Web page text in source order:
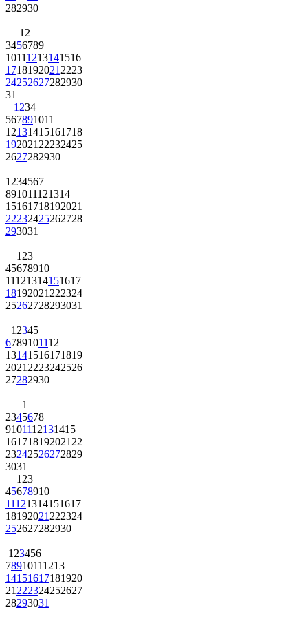
282930
1 2
3456789
10111213141516
1718192021 2223
24252627282930
31
1 234
567891011
12131415161718
192021 22232425
2627282930
1 234567
891011121314
15161718192021
22232425262728
293031
1 23
45678910
11121314151617
18192021 222324
25262728293031
1 2345
6789101112
13141516171819
2021 2223242526
27282930
1
2345678
9101112131415
161718192021 22
23242526272829
3031
1 23
45678910
11121314151617
18192021 222324
252627282930
1 23456
78910111213
14151617181920
21 222324252627
28293031